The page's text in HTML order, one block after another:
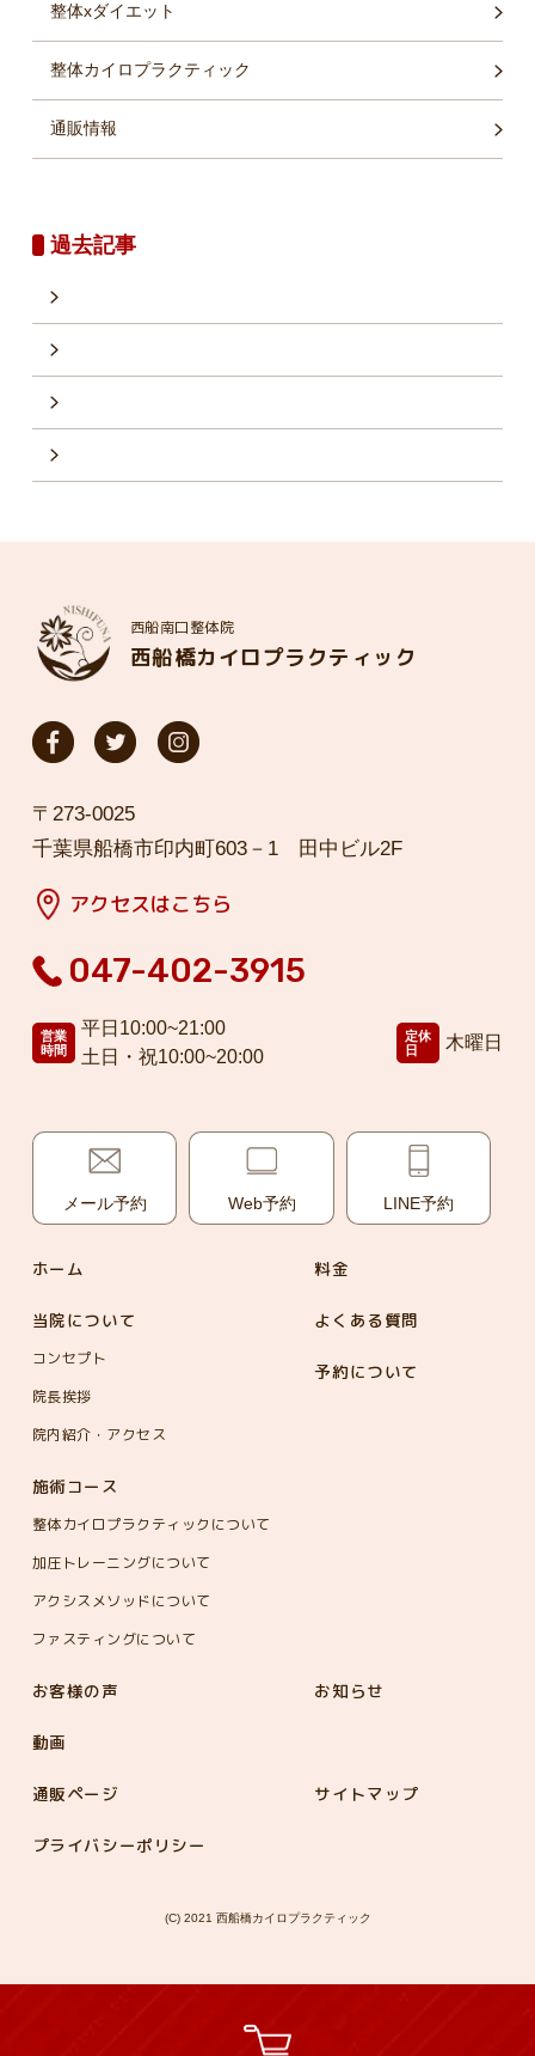
整体xダイエット
整体カイロプラクティック
通販情報
過去記事
西船南口整体院
西船橋カイロプラクティック
〒273-0025
千葉県船橋市印内町603－1 田中ビル2F
アクセスはこちら
047-402-3915
営業
時間
平日10:00~21:00
土日・祝10:00~20:00
定休
日
木曜日
メール予約 Web予約 LINE予約
ホーム
当院について
コンセプト
院長挨拶
院内紹介・アクセス
料金
よくある質問
予約について
施術コース
整体カイロプラクティックについて
加圧トレーニングについて
アクシスメソッドについて
ファスティングについて
お客様の声 お知らせ
動画
通販ページ サイトマップ
プライバシーポリシー
(C) 2021 西船橋カイロプラクティック